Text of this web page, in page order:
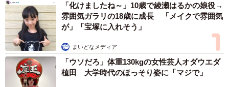
ほとばしる“エヴァ愛”を語るなつはさん。先日、コスプレ友
達だというリゥリゥさん（
）の結婚式の二次会に
参加することに。その式には、独自の決まりごとがありま
した。
「化けましたね～」10歳で綾瀬はるかの娘役→
雰囲気ガラリの18歳に成長 「メイクで雰囲気
が」「宝塚に入れそう」
まいどなメディア
「ウソだろ」体重130kgの女性芸人オダウエダ
植田 大学時代のほっそり姿に「マジで」